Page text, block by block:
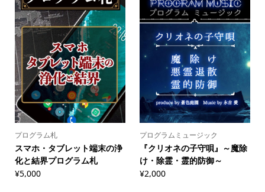
プログラム札
スマホ・タブレット端末の浄
化と結界プログラム札
¥5,000
プログラムミュージック
『クリオネの子守唄』～魔除
け・除霊・霊的防御～
¥2,000